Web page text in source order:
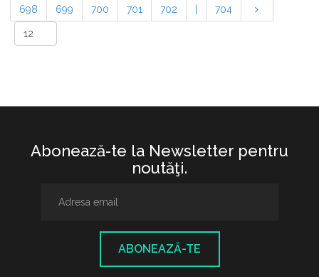
698 699 700 701 702 704
Abonează-te la Newsletter pentru
noutăţi.
ABONEAZĂ-TE